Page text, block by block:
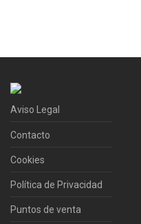
Aviso Legal
Contacto
Cookies
Política de Privacidad
Puntos de venta